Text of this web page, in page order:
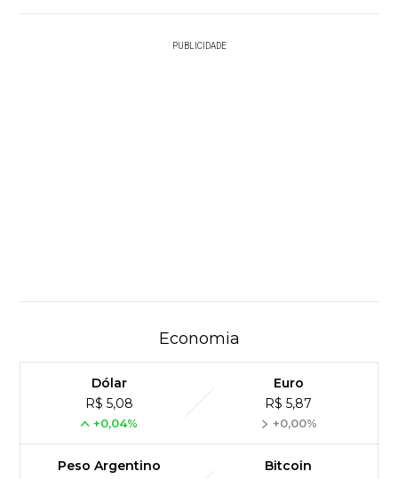
PUBLICIDADE
Economia
Dólar
R$ 5,08
+0,04%
Euro
R$ 5,87
+0,00%
Peso Argentino
Bitcoin